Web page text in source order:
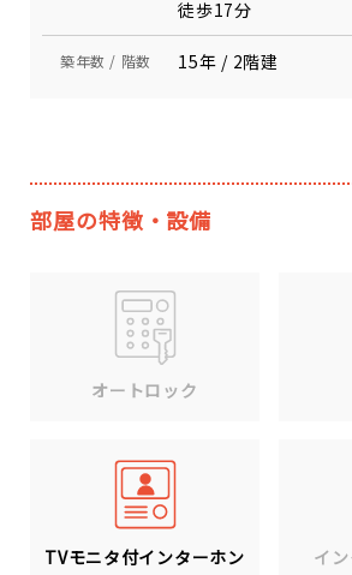
徒歩17分
築年数 / 階数 15年 / 2階建
部屋の特徴・設備
オートロック
TVモニタ付インターホン イ